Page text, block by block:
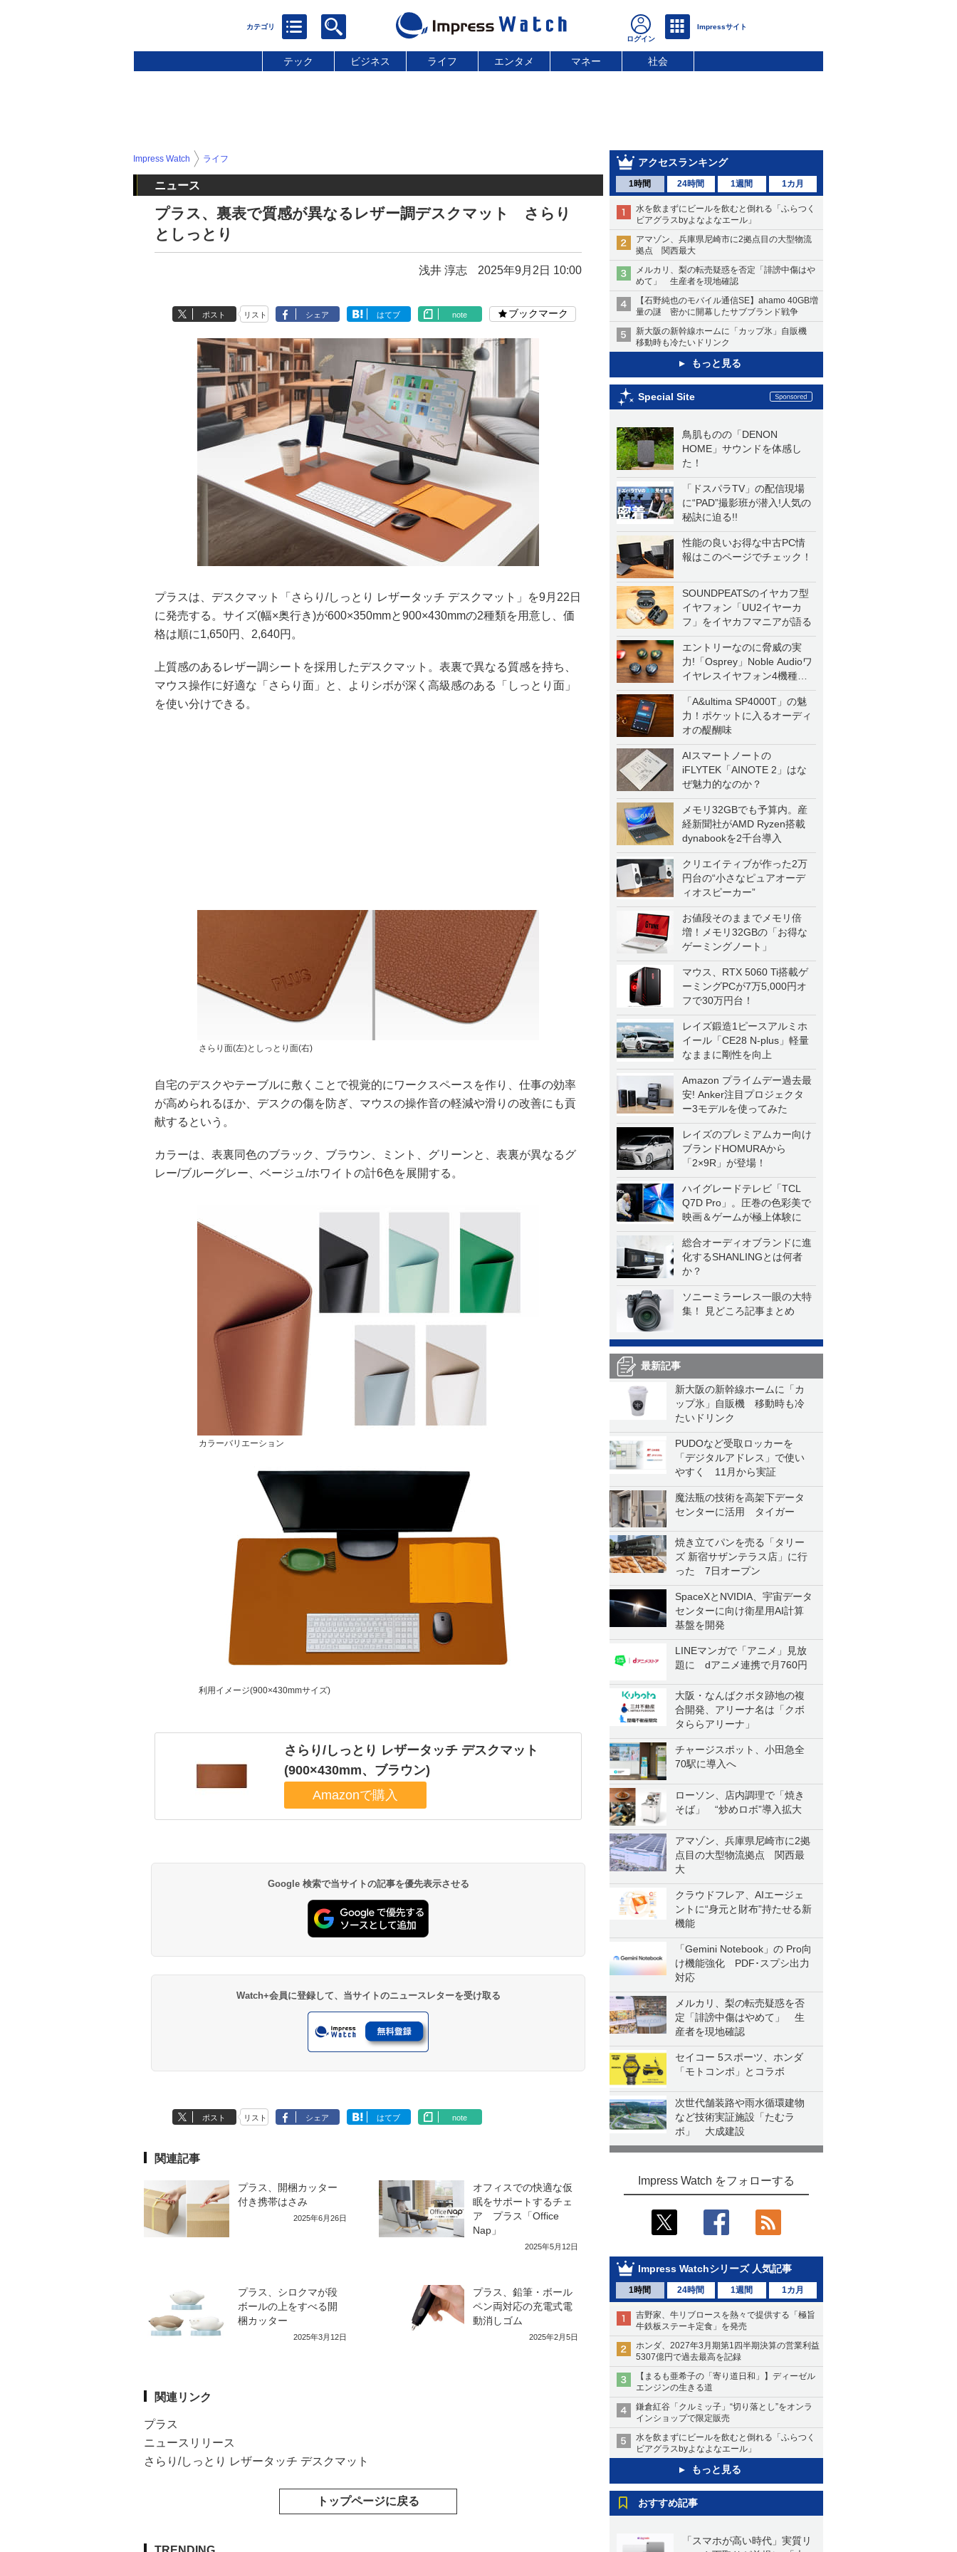
テック ビジネス ライフ エンタメ マネー 社会
アクセスランキング
1時間 24時間 1週間 1カ月
水を飲まずにビールを飲むと倒れる「ふらつく
ビアグラスbyよなよなエール」
アマゾン、兵庫県尼崎市に2拠点目の大型物流
拠点 関西最大
メルカリ、梨の転売疑惑を否定「誹謗中傷はや
めて」 生産者を現地確認
【石野純也のモバイル通信SE】ahamo 40GB増
量の謎 密かに開幕したサブブランド戦争
新大阪の新幹線ホームに「カップ氷」自販機
移動時も冷たいドリンク
もっと見る
Special Site
鳥肌ものの「DENON
HOME」サウンドを体感し
た！
「ドスパラTV」の配信現場
に“PAD”撮影班が潜入!人気の
秘訣に迫る!!
性能の良いお得な中古PC情
報はこのページでチェック！
SOUNDPEATSのイヤカフ型
イヤフォン「UU2イヤーカ
フ」をイヤカフマニアが語る
エントリーなのに脅威の実
力!「Osprey」Noble Audioワ
イヤレスイヤフォン4機種を
一気に聴く
「A&ultima SP4000T」の魅
力！ポケットに入るオーディ
オの醍醐味
AIスマートノートの
iFLYTEK「AINOTE 2」はな
ぜ魅力的なのか？
メモリ32GBでも予算内。産
経新聞社がAMD Ryzen搭載
dynabookを2千台導入
クリエイティブが作った2万
円台の“小さなピュアオーデ
ィオスピーカー”
お値段そのままでメモリ倍
増！メモリ32GBの「お得な
ゲーミングノート」
マウス、RTX 5060 Ti搭載ゲ
ーミングPCが7万5,000円オ
フで30万円台！
レイズ鍛造1ピースアルミホ
イール「CE28 N-plus」軽量
なままに剛性を向上
Amazon プライムデー過去最
安! Anker注目プロジェクタ
ー3モデルを使ってみた
レイズのプレミアムカー向け
ブランドHOMURAから
「2×9R」が登場！
ハイグレードテレビ「TCL
Q7D Pro」。圧巻の色彩美で
映画＆ゲームが極上体験に
総合オーディオブランドに進
化するSHANLINGとは何者
か？
ソニーミラーレス一眼の大特
集！ 見どころ記事まとめ
最新記事
新大阪の新幹線ホームに「カ
ップ氷」自販機 移動時も冷
たいドリンク
PUDOなど受取ロッカーを
「デジタルアドレス」で使い
やすく 11月から実証
魔法瓶の技術を高架下データ
センターに活用 タイガー
焼き立てパンを売る「タリー
ズ 新宿サザンテラス店」に行
った 7日オープン
SpaceXとNVIDIA、宇宙データ
センターに向け衛星用AI計算
基盤を開発
LINEマンガで「アニメ」見放
題に dアニメ連携で月760円
大阪・なんばクボタ跡地の複
合開発、アリーナ名は「クボ
タららアリーナ」
チャージスポット、小田急全
70駅に導入へ
ローソン、店内調理で「焼き
そば」 “炒めロボ”導入拡大
アマゾン、兵庫県尼崎市に2拠
点目の大型物流拠点 関西最
大
クラウドフレア、AIエージェ
ントに“身元と財布”持たせる新
機能
「Gemini Notebook」の Pro向
け機能強化 PDF･スプシ出力
対応
メルカリ、梨の転売疑惑を否
定「誹謗中傷はやめて」 生
産者を現地確認
セイコー 5スポーツ、ホンダ
「モトコンポ」とコラボ
次世代舗装路や雨水循環建物
など技術実証施設「たむラ
ボ」 大成建設
Impress Watch をフォローする
Impress Watchシリーズ 人気記事
1時間 24時間 1週間 1カ月
吉野家、牛リブロースを熱々で提供する「極旨
牛鉄板ステーキ定食」を発売
ホンダ、2027年3月期第1四半期決算の営業利益
5307億円で過去最高を記録
【まるも亜希子の「寄り道日和」】ディーゼル
エンジンの生きる道
鎌倉紅谷「クルミッ子」“切り落とし”をオンラ
インショップで限定販売
水を飲まずにビールを飲むと倒れる「ふらつく
ビアグラスbyよなよなエール」
もっと見る
おすすめ記事
「スマホが高い時代」実質リ
Impress Watch ライフ
ニュース
プラス、裏表で質感が異なるレザー調デスクマット さらり
としっとり
浅井 淳志 2025年9月2日 10:00
ポスト リスト シェア はてブ note ブックマーク
プラスは、デスクマット「さらり/しっとり レザータッチ デスクマット」を9月22日
に発売する。サイズ(幅×奥行き)が600×350mmと900×430mmの2種類を用意し、価
格は順に1,650円、2,640円。
上質感のあるレザー調シートを採用したデスクマット。表裏で異なる質感を持ち、
マウス操作に好適な「さらり面」と、よりシボが深く高級感のある「しっとり面」
を使い分けできる。
さらり面(左)としっとり面(右)
自宅のデスクやテーブルに敷くことで視覚的にワークスペースを作り、仕事の効率
が高められるほか、デスクの傷を防ぎ、マウスの操作音の軽減や滑りの改善にも貢
献するという。
カラーは、表裏同色のブラック、ブラウン、ミント、グリーンと、表裏が異なるグ
レー/ブルーグレー、ベージュ/ホワイトの計6色を展開する。
カラーバリエーション
利用イメージ(900×430mmサイズ)
さらり/しっとり レザータッチ デスクマット
(900×430mm、ブラウン)
Google 検索で当サイトの記事を優先表示させる
Watch+会員に登録して、当サイトのニュースレターを受け取る
ポスト リスト シェア はてブ note
関連記事
プラス、開梱カッター
付き携帯はさみ
2025年6月26日
オフィスでの快適な仮
眠をサポートするチェ
ア プラス「Office
Nap」
2025年5月12日
プラス、シロクマが段
ボールの上をすべる開
梱カッター
2025年3月12日
プラス、鉛筆・ボール
ペン両対応の充電式電
動消しゴム
2025年2月5日
関連リンク
プラス
ニュースリリース
さらり/しっとり レザータッチ デスクマット
トップページに戻る